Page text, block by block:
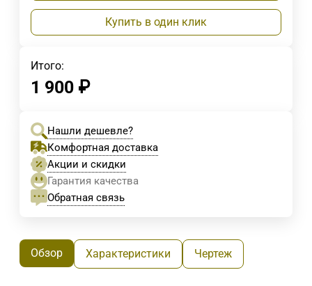
Купить в один клик
Итого:
1 900 ₽
Нашли дешевле?
Комфортная доставка
Акции и скидки
Гарантия качества
Обратная связь
Обзор Характеристики Чертеж